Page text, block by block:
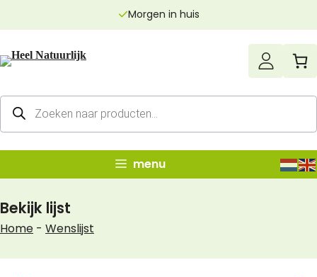
inhoud
Morgen in huis
Producten
zoeken
menu
Bekijk lijst
Home - Wenslijst